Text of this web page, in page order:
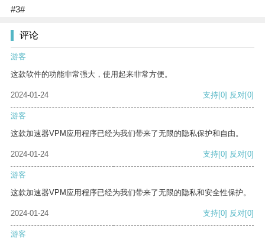
#3#
评论
游客
这款软件的功能非常强大，使用起来非常方便。
2024-01-24 支持[0] 反对[0]
游客
这款加速器VPM应用程序已经为我们带来了无限的隐私保护和自由。
2024-01-24 支持[0] 反对[0]
游客
这款加速器VPM应用程序已经为我们带来了无限的隐私和安全性保护。
2024-01-24 支持[0] 反对[0]
游客